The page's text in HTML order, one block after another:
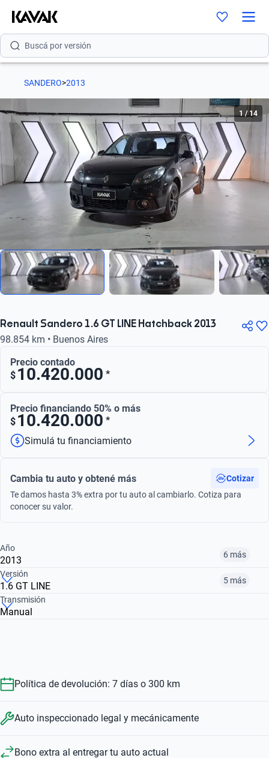
Buscá por versión
Buscá por año
Buscá por modelo
Buscá por versión
Buscá por año
SANDERO>2013
1/14
Renault Sandero 1.6 GT LINE Hatchback 2013
98.854 km • Buenos Aires
Precio contado
$ 10.420.000 *
Precio financiando 50% o más
$ 10.420.000 *
Simulá tu financiamiento
Cambia tu auto y obtené más
Cotizar
Te damos hasta 3% extra por tu auto al cambiarlo. Cotiza para
conocer su valor.
Año
2013 6 más
2008
$ 6.910.000
Versión
1.6 GT LINE 5 más
Transmisión
Manual
Política de devolución: 7 días o 300 km
Auto inspeccionado legal y mecánicamente
Bono extra al entregar tu auto actual